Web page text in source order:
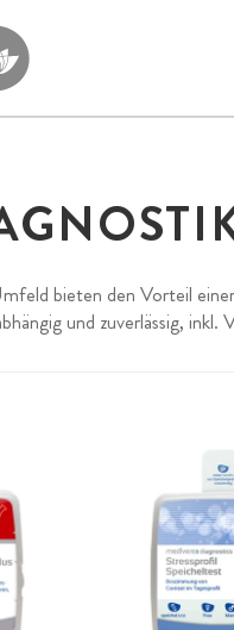
bieten den Vorteil
und zuverlässig, inkl.